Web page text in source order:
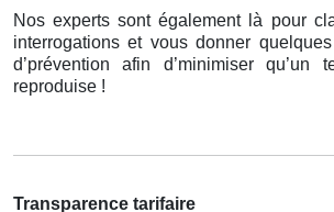
Nos experts sont également là pour
interrogations et vous donner
d’prévention afin d’minimiser
reproduise !
Transparence tarifaire